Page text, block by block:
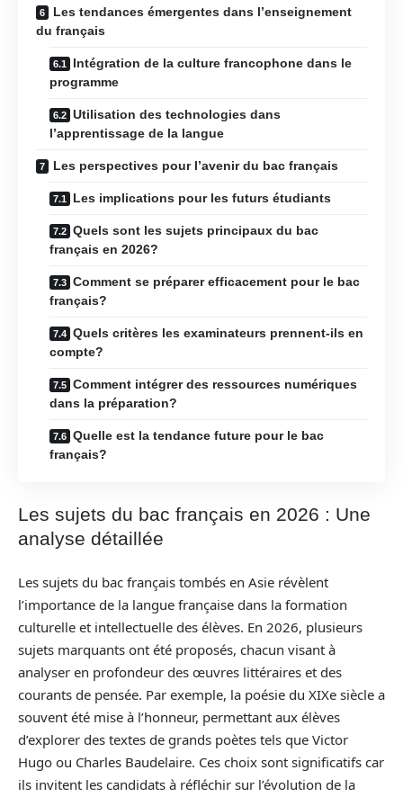
Les tendances émergentes dans l’enseignement
du français
Intégration de la culture francophone dans le
programme
Utilisation des technologies dans
l’apprentissage de la langue
Les perspectives pour l’avenir du bac français
Les implications pour les futurs étudiants
Quels sont les sujets principaux du bac
français en 2026?
Comment se préparer efficacement pour le bac
français?
Quels critères les examinateurs prennent-ils en
compte?
Comment intégrer des ressources numériques
dans la préparation?
Quelle est la tendance future pour le bac
français?
Les sujets du bac français en 2026 : Une
analyse détaillée
Les sujets du bac français tombés en Asie révèlent
l’importance de la langue française dans la formation
culturelle et intellectuelle des élèves. En 2026, plusieurs
sujets marquants ont été proposés, chacun visant à
analyser en profondeur des œuvres littéraires et des
courants de pensée. Par exemple, la poésie du XIXe siècle a
souvent été mise à l’honneur, permettant aux élèves
d’explorer des textes de grands poètes tels que Victor
Hugo ou Charles Baudelaire. Ces choix sont significatifs car
ils invitent les candidats à réfléchir sur l’évolution de la